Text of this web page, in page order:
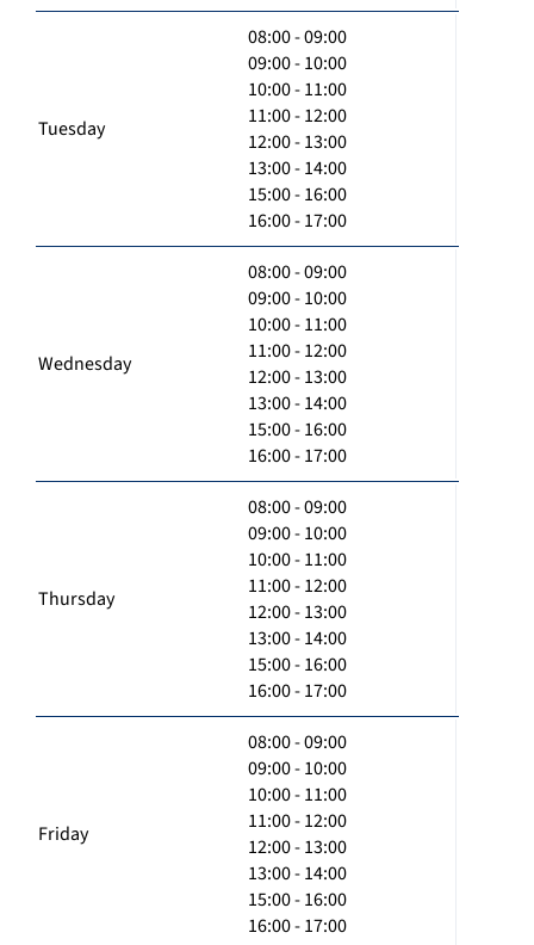
Tuesday
08:00 - 09:00
09:00 - 10:00
10:00 - 11:00
11:00 - 12:00
12:00 - 13:00
13:00 - 14:00
15:00 - 16:00
16:00 - 17:00
Wednesday
08:00 - 09:00
09:00 - 10:00
10:00 - 11:00
11:00 - 12:00
12:00 - 13:00
13:00 - 14:00
15:00 - 16:00
16:00 - 17:00
Thursday
08:00 - 09:00
09:00 - 10:00
10:00 - 11:00
11:00 - 12:00
12:00 - 13:00
13:00 - 14:00
15:00 - 16:00
16:00 - 17:00
Friday
08:00 - 09:00
09:00 - 10:00
10:00 - 11:00
11:00 - 12:00
12:00 - 13:00
13:00 - 14:00
15:00 - 16:00
16:00 - 17:00